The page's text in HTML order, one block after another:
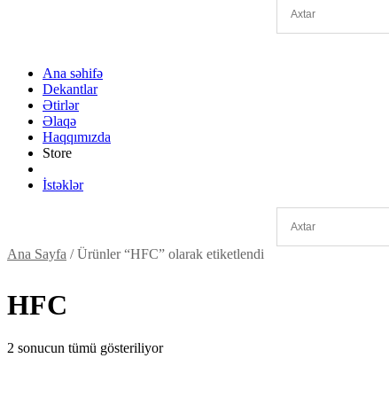
Ana səhifə
Dekantlar
Ətirlər
Əlaqə
Haqqımızda
Store
İstəklər
Ana Sayfa / Ürünler “HFC” olarak etiketlendi
HFC
2 sonucun tümü gösteriliyor